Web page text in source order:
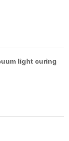
light curing